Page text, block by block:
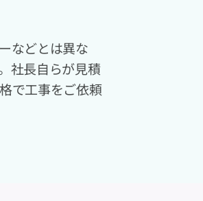
などとは異な
社長自らが見積
で工事をご依頼